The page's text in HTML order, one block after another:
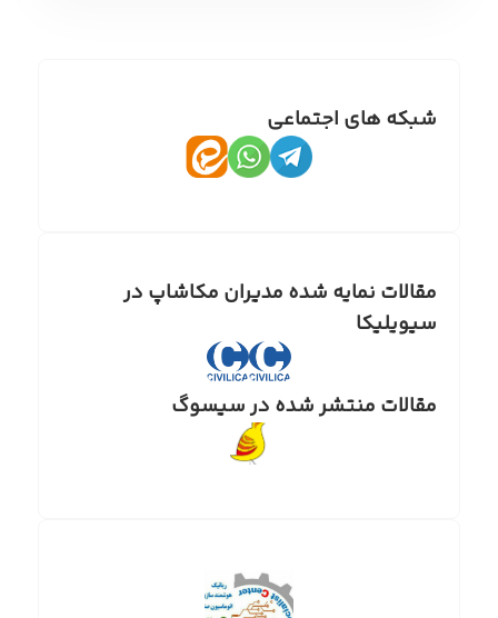
شبکه های اجتماعی
مقالات نمایه شده مدیران مکاشاپ در
سیویلیکا
مقالات منتشر شده در سیسوگ